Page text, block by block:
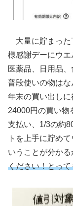
大量に貯まった
様感謝デーにウエ
医薬品、日用品
普段使いの物はな
年末の買い出し
24000円の買い物
支払い、1/3の約
トを上手に貯め
いうことが分かる
ください！とって